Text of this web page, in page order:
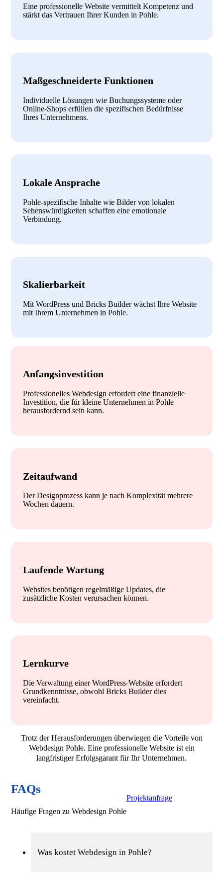
Eine professionelle Website vermittelt Kompetenz und
stärkt das Vertrauen Ihrer Kunden in Pohle.
Maßgeschneiderte Funktionen
Individuelle Lösungen wie Buchungssysteme oder
Online-Shops erfüllen die spezifischen Bedürfnisse
Ihres Unternehmens.
Lokale Ansprache
Pohle-spezifische Inhalte wie Bilder von lokalen
Sehenswürdigkeiten schaffen eine emotionale
Verbindung.
Skalierbarkeit
Mit WordPress und Bricks Builder wächst Ihre Website
mit Ihrem Unternehmen in Pohle.
Anfangsinvestition
Professionelles Webdesign erfordert eine finanzielle
Investition, die für kleine Unternehmen in Pohle
herausfordernd sein kann.
Zeitaufwand
Der Designprozess kann je nach Komplexität mehrere
Wochen dauern.
Laufende Wartung
Websites benötigen regelmäßige Updates, die
zusätzliche Kosten verursachen können.
Lernkurve
Die Verwaltung einer WordPress-Website erfordert
Grundkenntnisse, obwohl Bricks Builder dies
vereinfacht.
Trotz der Herausforderungen überwiegen die Vorteile von
Webdesign Pohle. Eine professionelle Website ist ein
langfristiger Erfolgsgarant für Ihr Unternehmen.
FAQs
Häufige Fragen zu Webdesign Pohle
Projektanfrage
Was kostet Webdesign in Pohle?